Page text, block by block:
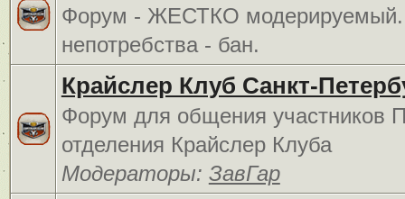
Форум - ЖЕСТКО
непотребства - бан.
Крайслер Клуб Санкт-
Форум для общения участников
отделения Крайслер Клуба
Модераторы: ЗавГар